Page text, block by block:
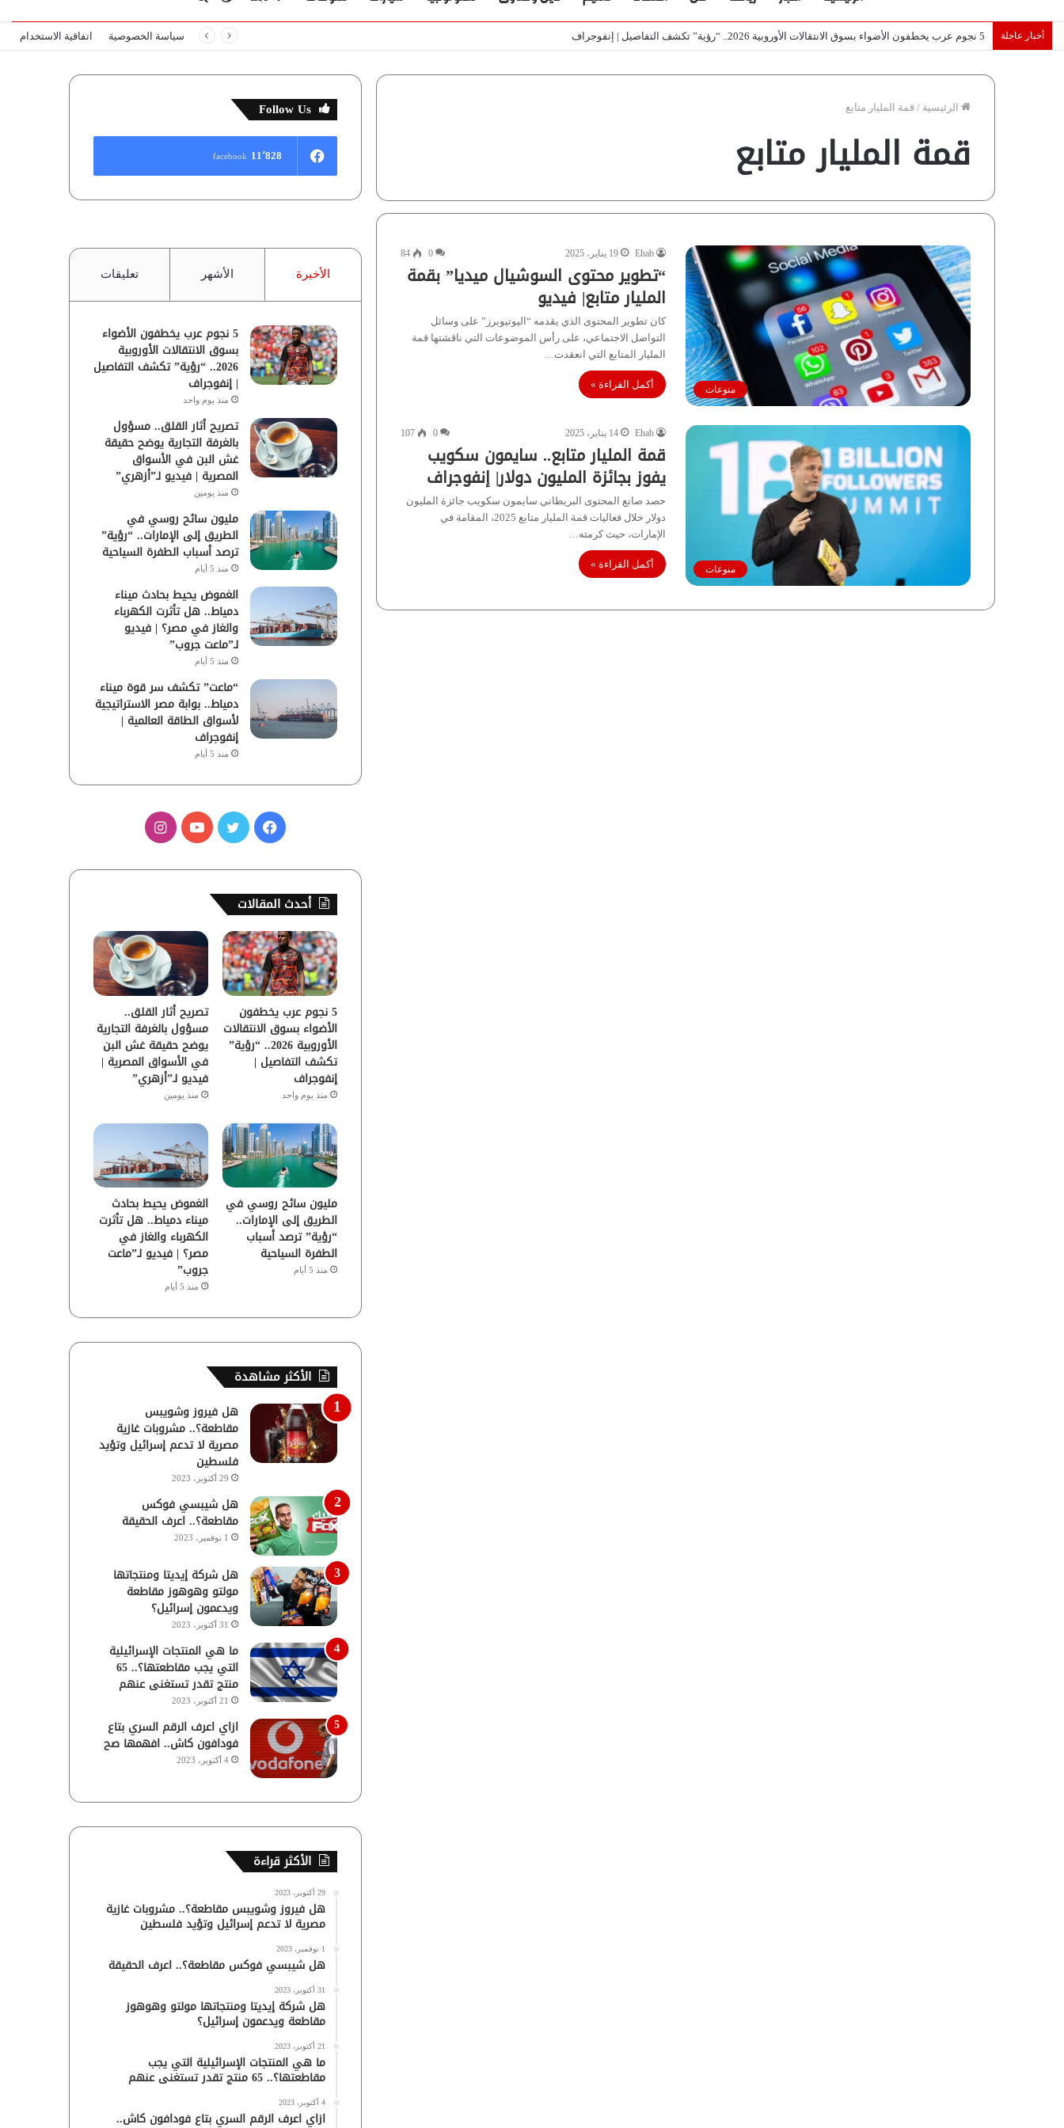
عنالمظلم
أخبار عاجلة تصريح أثار القلق.. مسؤول بالغرفة التجارية يوضح حقيقة غش البن في الأسواق المصرية | فيديو لـ”أزهري” سياسة الخصوصية اتفاقية الاستخدام
الرئيسية / قمة المليار متابع
قمة المليار متابع
منوعات
Ehab 19 يناير، 2025 0
84
“تطوير محتوى السوشيال ميديا” بقمة
المليار متابع| فيديو
كان تطوير المحتوى الذي يقدمه “اليوتيوبرز” على وسائل
التواصل الاجتماعي، على رأس الموضوعات التي ناقشتها قمة
المليار المتابع التي انعقدت…
أكمل القراءة »
منوعات
Ehab 14 يناير، 2025 0
107
قمة المليار متابع.. سايمون سكويب
يفوز بجائزة المليون دولار| إنفوجراف
حصد صانع المحتوى البريطاني سايمون سكويب جائزة المليون
دولار خلال فعاليات قمة المليار متابع 2025، المقامة في
الإمارات، حيث كرمته…
أكمل القراءة »
Follow Us
11٬828 facebook
الأخيرة الأشهر تعليقات
5 نجوم عرب يخطفون الأضواء
بسوق الانتقالات الأوروبية
2026.. “رؤية” تكشف التفاصيل
| إنفوجراف
منذ يوم واحد
تصريح أثار القلق.. مسؤول
بالغرفة التجارية يوضح حقيقة
غش البن في الأسواق
المصرية | فيديو لـ”أزهري”
منذ يومين
مليون سائح روسي في
الطريق إلى الإمارات.. “رؤية”
ترصد أسباب الطفرة السياحية
منذ 5 أيام
الغموض يحيط بحادث ميناء
دمياط.. هل تأثرت الكهرباء
والغاز في مصر؟ | فيديو
لـ”ماعت جروب”
منذ 5 أيام
“ماعت” تكشف سر قوة ميناء
دمياط.. بوابة مصر الاستراتيجية
لأسواق الطاقة العالمية |
إنفوجراف
منذ 5 أيام
ف
س
و
ك
ي
ر
و
ب
ا
ق
ر
ا
م
أحدث المقالات
5 نجوم عرب يخطفون
الأضواء بسوق الانتقالات
الأوروبية 2026.. “رؤية”
تكشف التفاصيل |
إنفوجراف
منذ يوم واحد
تصريح أثار القلق..
مسؤول بالغرفة التجارية
يوضح حقيقة غش البن
في الأسواق المصرية |
فيديو لـ”أزهري”
منذ يومين
مليون سائح روسي في
الطريق إلى الإمارات..
“رؤية” ترصد أسباب
الطفرة السياحية
منذ 5 أيام
الغموض يحيط بحادث
ميناء دمياط.. هل تأثرت
الكهرباء والغاز في
مصر؟ | فيديو لـ”ماعت
جروب”
منذ 5 أيام
الأكثر مشاهدة
هل فيروز وشويبس
مقاطعة؟.. مشروبات غازية
مصرية لا تدعم إسرائيل وتؤيد
فلسطين
29 أكتوبر، 2023
هل شيبسي فوكس
مقاطعة؟.. اعرف الحقيقة
1 نوفمبر، 2023
هل شركة إيديتا ومنتجاتها
مولتو وهوهوز مقاطعة
ويدعمون إسرائيل؟
31 أكتوبر، 2023
ما هي المنتجات الإسرائيلية
التي يجب مقاطعتها؟.. 65
منتج تقدر تستغنى عنهم
21 أكتوبر، 2023
ازاي اعرف الرقم السري بتاع
فودافون كاش.. افهمها صح
4 أكتوبر، 2023
الأكثر قراءة
29 أكتوبر، 2023
هل فيروز وشويبس مقاطعة؟.. مشروبات غازية
مصرية لا تدعم إسرائيل وتؤيد فلسطين
1 نوفمبر، 2023
هل شيبسي فوكس مقاطعة؟.. اعرف الحقيقة
31 أكتوبر، 2023
هل شركة إيديتا ومنتجاتها مولتو وهوهوز
مقاطعة ويدعمون إسرائيل؟
21 أكتوبر، 2023
ما هي المنتجات الإسرائيلية التي يجب
مقاطعتها؟.. 65 منتج تقدر تستغنى عنهم
4 أكتوبر، 2023
ازاي اعرف الرقم السري بتاع فودافون كاش..